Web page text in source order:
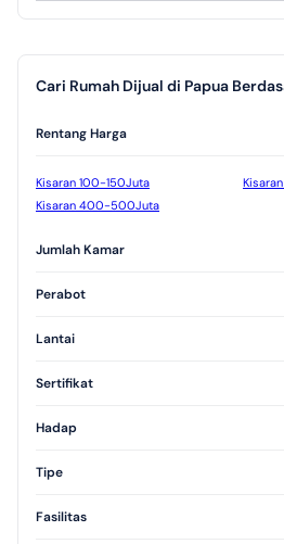
Cari Rumah Dijual di Papua
Rentang Harga
Kisaran 100-150Juta
Kisaran 400-500Juta
Jumlah Kamar
2 Kamar Tidur
Perabot
Furnished
Lantai
1 Lantai
Sertifikat
SHM
Hadap
Utara
Tipe
Tipe 36
Fasilitas